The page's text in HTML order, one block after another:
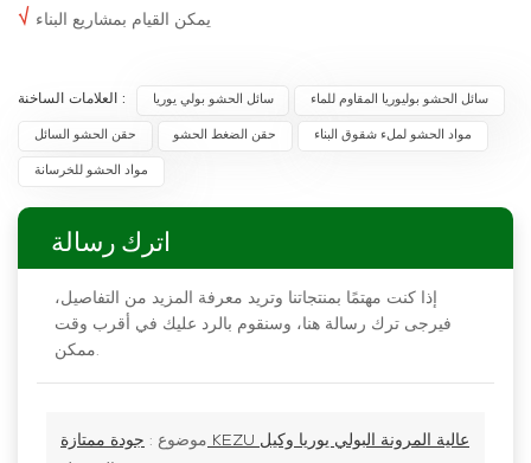
√ يمكن القيام بمشاريع البناء
العلامات الساخنة : سائل الحشو بولي يوريا سائل الحشو بوليوريا المقاوم للماء
حقن الحشو السائل حقن الضغط الحشو مواد الحشو لملء شقوق البناء
مواد الحشو للخرسانة
اترك رسالة
إذا كنت مهتمًا بمنتجاتنا وتريد معرفة المزيد من التفاصيل،
فيرجى ترك رسالة هنا، وسنقوم بالرد عليك في أقرب وقت
ممكن.
موضوع : جودة ممتازة KEZU عالية المرونة البولي يوريا وكيل